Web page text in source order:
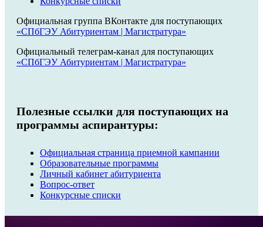
Официальная группа ВКонтакте для поступающих
«СПбГЭУ Абитуриентам | Магистратура»
Официальный телеграм-канал для поступающих
«СПбГЭУ Абитуриентам | Магистратура»
Полезные ссылки для поступающих на
программы аспирантуры:
Официальная страница приемной кампании
Образовательные программы
Личный кабинет абитуриента
Вопрос-ответ
Конкурсные списки